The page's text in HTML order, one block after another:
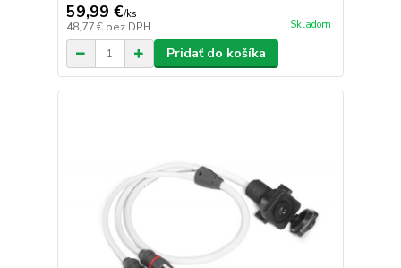
59,99 €/ks
48,77 € bez DPH Skladom
Pridať do košíka